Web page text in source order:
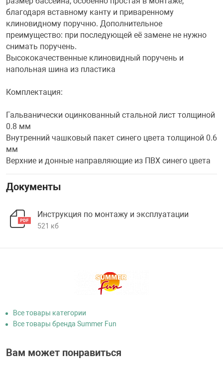
благодаря вставному канту и приваренному
клиновидному поручню. Дополнительное
преимущество: при последующей её замене не нужно
снимать поручень.
Высококачественные клиновидный поручень и
напольная шина из пластика
Комплектация:
Гальванически оцинкованный стальной лист толщиной
0.8 мм
Внутренний чашковый пакет синего цвета толщиной 0.6
мм
Верхние и донные направляющие из ПВХ синего цвета
Документы
Инструкция по монтажу и эксплуатации
521 кб
Все товары категории
Все товары бренда Summer Fun
Вам может понравиться